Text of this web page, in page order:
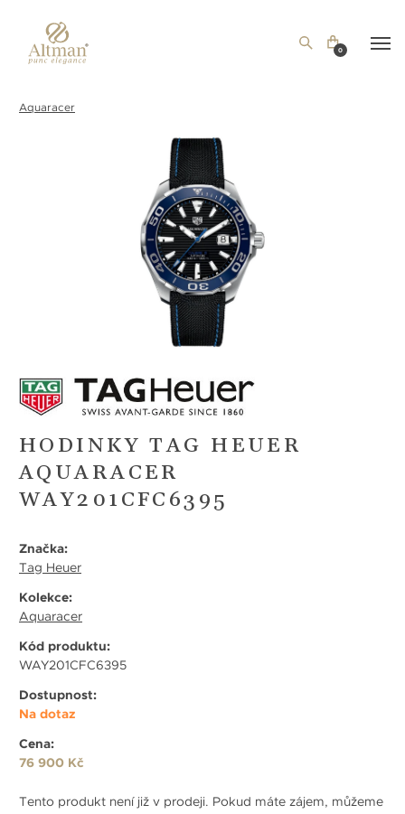
0
Aquaracer
HODINKY TAG HEUER
AQUARACER
WAY201CFC6395
Značka:
Tag Heuer
Kolekce:
Aquaracer
Kód produktu:
WAY201CFC6395
Dostupnost:
Na dotaz
Cena:
76 900 Kč
Tento produkt není již v prodeji. Pokud máte zájem, můžeme